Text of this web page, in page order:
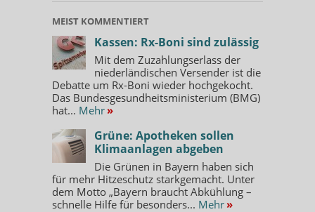
MEIST KOMMENTIERT
Kassen: Rx-Boni sind zulässig
Mit dem Zuzahlungserlass der
niederländischen Versender ist die
Debatte um Rx-Boni wieder hochgekocht.
Das Bundesgesundheitsministerium (BMG)
hat... Mehr »
Grüne: Apotheken sollen
Klimaanlagen abgeben
Die Grünen in Bayern haben sich
für mehr Hitzeschutz starkgemacht. Unter
dem Motto „Bayern braucht Abkühlung –
schnelle Hilfe für besonders... Mehr »